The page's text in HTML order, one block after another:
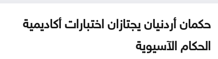
حكمان أردنيان يجتازان اختبارات أكاديمية
الحكام الآسيوية